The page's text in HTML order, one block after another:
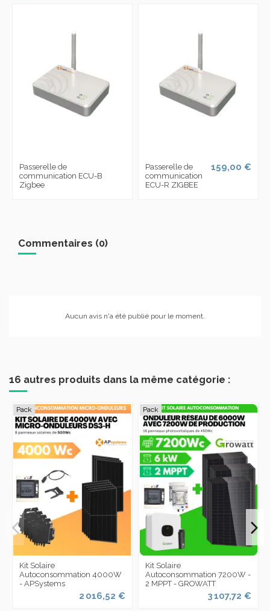
Passerelle de
communication ECU-B
Zigbee
Passerelle de
communication
ECU-R ZIGBEE
159,00 €
Commentaires (0)
Aucun avis n'a été publié pour le moment.
16 autres produits dans la même catégorie :
Pack
Kit Solaire
Autoconsommation 4000W
- APSystems
2 016,52 €
Pack
Kit Solaire
Autoconsommation 7200W -
2 MPPT - GROWATT
3 107,72 €